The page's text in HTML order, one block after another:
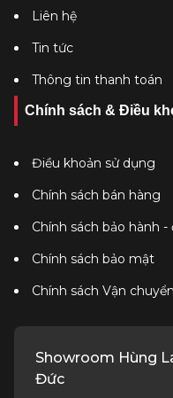
Liên hệ
Tin tức
Thông tin thanh toán
Chính sách & Điều
Điều khoản sử dụng
Chính sách bán hàng
Chính sách bảo hành -
Chính sách bảo mật
Chính sách Vận
Showroom Hùng
Đức